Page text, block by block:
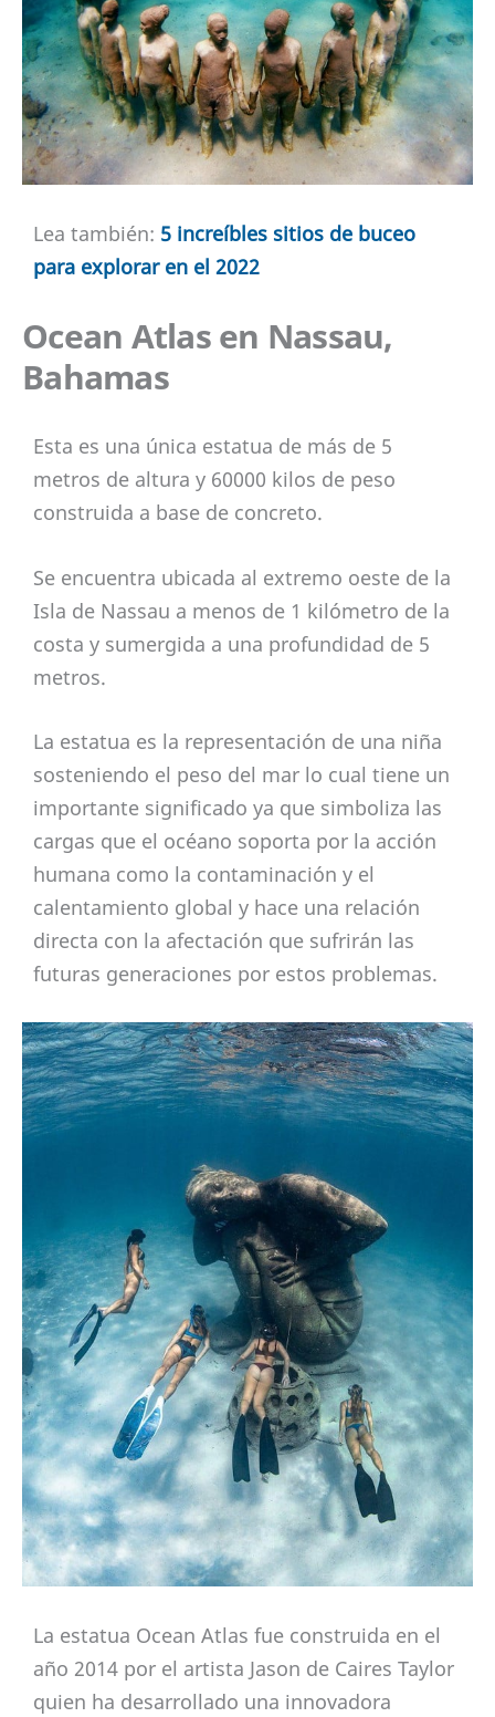
Lea también: 5 increíbles sitios de buceo
para explorar en el 2022
Ocean Atlas en Nassau,
Bahamas
Esta es una única estatua de más de 5
metros de altura y 60000 kilos de peso
construida a base de concreto.
Se encuentra ubicada al extremo oeste de la
Isla de Nassau a menos de 1 kilómetro de la
costa y sumergida a una profundidad de 5
metros.
La estatua es la representación de una niña
sosteniendo el peso del mar lo cual tiene un
importante significado ya que simboliza las
cargas que el océano soporta por la acción
humana como la contaminación y el
calentamiento global y hace una relación
directa con la afectación que sufrirán las
futuras generaciones por estos problemas.
La estatua Ocean Atlas fue construida en el
año 2014 por el artista Jason de Caires Taylor
quien ha desarrollado una innovadora